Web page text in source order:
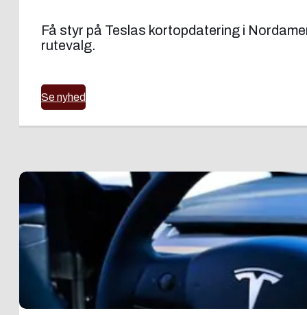
Få styr på Teslas kortopdatering i
rutevalg.
Se nyhed